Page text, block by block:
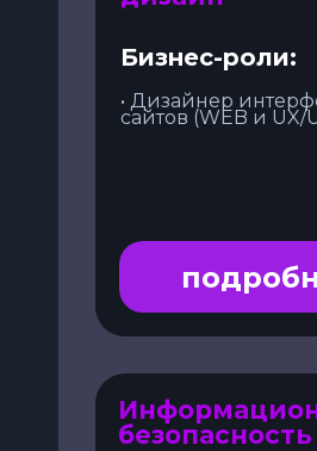
безопасность
Бизнес-роли:
• Дизайнер
сайтов (WEB и UX/